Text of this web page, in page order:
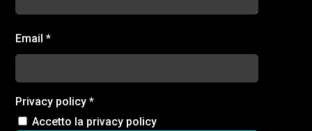
Email*
Privacy policy *
Accetto la privacy policy